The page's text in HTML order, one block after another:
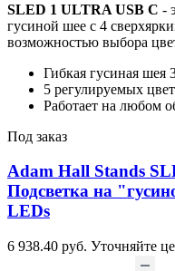
SLED 1 ULTRA USB C -
гусиной шее с 4
возможностью выбора
Гибкая гусиная шея
5 регулируемых
Работает на любом
Под заказ
Adam Hall Stands
Подсветка на
LEDs
6 938.40 руб. Уточняйте